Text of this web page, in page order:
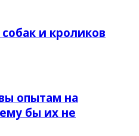
и кроликов
опытам на
бы их не